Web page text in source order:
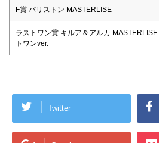
F賞 パリストン MASTERLISE
ラストワン賞 キルア＆アルカ
トワンver.
Twitter